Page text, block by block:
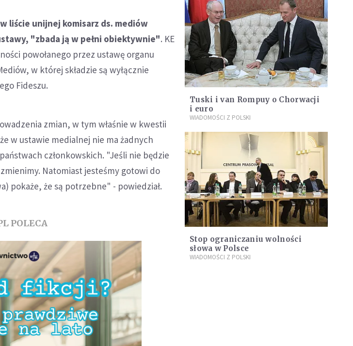
w liście unijnej komisarz ds. mediów
"zbada ją w pełni obiektywnie". KE
powołanego przez ustawę organu
w której składzie są wyłącznie
Fideszu.
zmian, w tym właśnie w kwestii
w ustawie medialnej nie ma żadnych
członkowskich. "Jeśli nie będzie
Natomiast jesteśmy gotowi do
pokaże, że są potrzebne" - powiedział.
POLECA
Tuski i van Rompuy o Chorwacji
i euro
WIADOMOŚCI Z POLSKI
Stop ograniczaniu wolności
słowa w Polsce
WIADOMOŚCI Z POLSKI